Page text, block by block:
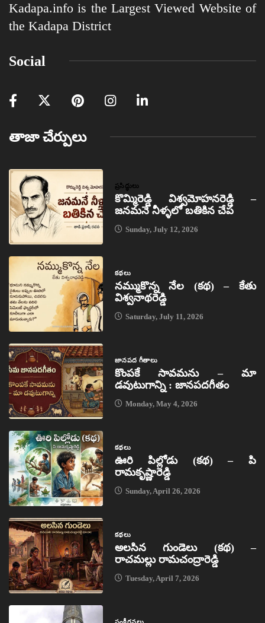
Kadapa.info is the Largest Viewed Website of
the Kadapa District
Social
తాజా చేర్పులు
ప్రసిద్ధులు
కొమ్మిరెడ్డి విశ్వమోహనరెడ్డి –
జనమనే నీళ్ళలో బతికిన చేప
Sunday, July 12, 2026
కథలు
నమ్ముకొన్న నేల (కథ) – కేతు
విశ్వనాథరెడ్డి
Saturday, July 11, 2026
జానపద గీతాలు
కొంపకే సావమను – మా
డవుటుగాన్ని : జానపదగీతం
Monday, May 4, 2026
కథలు
ఊరి పిల్లోడు (కథ) – పి
రామకృష్ణారెడ్డి
Sunday, April 26, 2026
కథలు
అలసిన గుండెలు (కథ) –
రాచమల్లు రామచంద్రారెడ్డి
Tuesday, April 7, 2026